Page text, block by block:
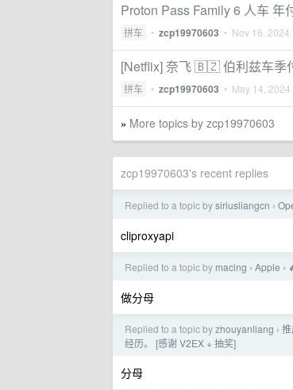
Proton Pass Family 6 人车 年
拼车 • zcp19970603 • Nov 16, 2024
[Netflix] 奈飞 🇧🇿 伯利兹车季
拼车 • zcp19970603 • May 14, 2024
» More topics by zcp19970603
zcp19970603's recent replies
Replied to a topic bysiriusliangcn ›
cliproxyapi
Replied to a topic by macing › Apple ›
做分母
Replied to a topic byzhouyanliang ›
经历。 [感谢 V2EX + 抽奖]
分母